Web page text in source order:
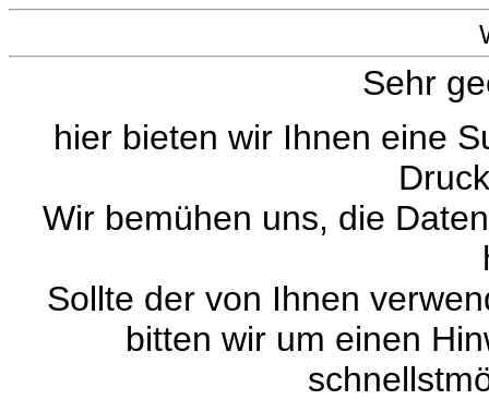
Sehr
hier bieten wir Ihnen eine
Wir bemühen uns, die
Sollte der von Ihnen
bitten wir um einen